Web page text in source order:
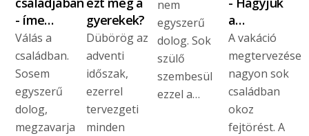
- íme…
Válás a
családban.
Sosem
egyszerű
dolog,
megzavarja
gyerekek?
Dübörög az
adventi
időszak,
ezerrel
tervezgeti
minden
nem
egyszerű
dolog. Sok
szülő
szembesül
ezzel a…
a…
A vakáció
megtervezése
nagyon sok
családban
okoz
fejtörést. A